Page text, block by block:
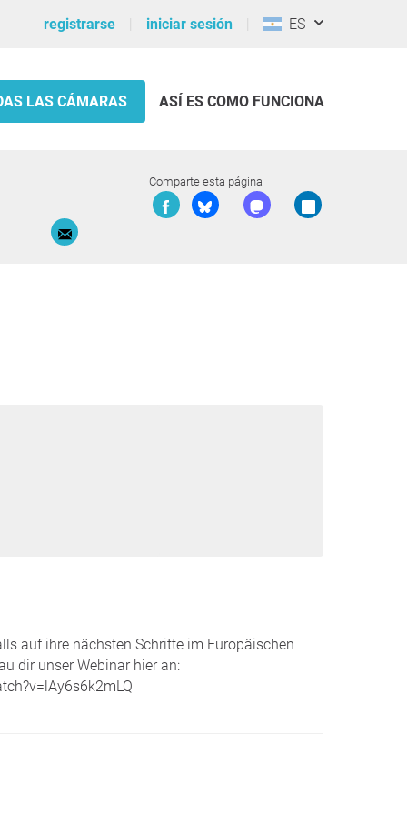
registrarse iniciar sesión ES
LAS CÁMARAS ASÍ ES COMO FUNCIONA
Comparte esta página
auf ihre nächsten Schritte im Europäischen
dir unser Webinar hier an: